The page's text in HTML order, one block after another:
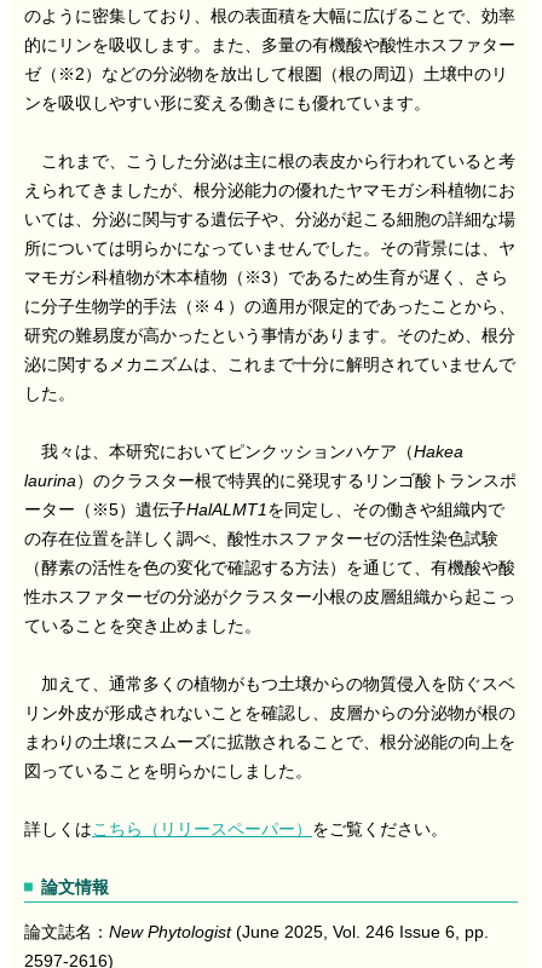
のように密集しており、根の表面積を大幅に広げることで、効率
的にリンを吸収します。また、多量の有機酸や酸性ホスファター
ゼ（※2）などの分泌物を放出して根圏（根の周辺）土壌中のリ
ンを吸収しやすい形に変える働きにも優れています。
これまで、こうした分泌は主に根の表皮から行われていると考
えられてきましたが、根分泌能力の優れたヤマモガシ科植物にお
いては、分泌に関与する遺伝子や、分泌が起こる細胞の詳細な場
所については明らかになっていませんでした。その背景には、ヤ
マモガシ科植物が木本植物（※3）であるため生育が遅く、さら
に分子生物学的手法（※４）の適用が限定的であったことから、
研究の難易度が高かったという事情があります。そのため、根分
泌に関するメカニズムは、これまで十分に解明されていませんで
した。
我々は、本研究においてピンクッションハケア（Hakea
laurina）のクラスター根で特異的に発現するリンゴ酸トランスポ
ーター（※5）遺伝子HalALMT1を同定し、その働きや組織内で
の存在位置を詳しく調べ、酸性ホスファターゼの活性染色試験
（酵素の活性を色の変化で確認する方法）を通じて、有機酸や酸
性ホスファターゼの分泌がクラスター小根の皮層組織から起こっ
ていることを突き止めました。
加えて、通常多くの植物がもつ土壌からの物質侵入を防ぐスベ
リン外皮が形成されないことを確認し、皮層からの分泌物が根の
まわりの土壌にスムーズに拡散されることで、根分泌能の向上を
図っていることを明らかにしました。
詳しくはこちら（リリースペーパー） をご覧ください。
論文情報
論文誌名： New Phytologist(June 2025, Vol. 246 Issue 6, pp.
2597-2616)